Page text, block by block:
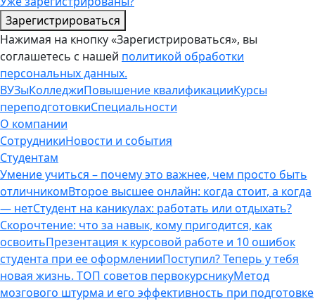
Зарегистрироваться
Нажимая на кнопку «Зарегистрироваться», вы
соглашетесь с нашей политикой обработки
персональных данных.
ВУЗыКолледжиПовышение квалификацииКурсы
переподготовкиСпециальности
О компании
СотрудникиНовости и события
Студентам
Умение учиться – почему это важнее, чем просто быть
отличникомВторое высшее онлайн: когда стоит, а когда
— нетСтудент на каникулах: работать или отдыхать?
Скорочтение: что за навык, кому пригодится, как
освоитьПрезентация к курсовой работе и 10 ошибок
студента при ее оформленииПоступил? Теперь у тебя
новая жизнь. ТОП советов первокурсникуМетод
мозгового штурма и его эффективность при подготовке